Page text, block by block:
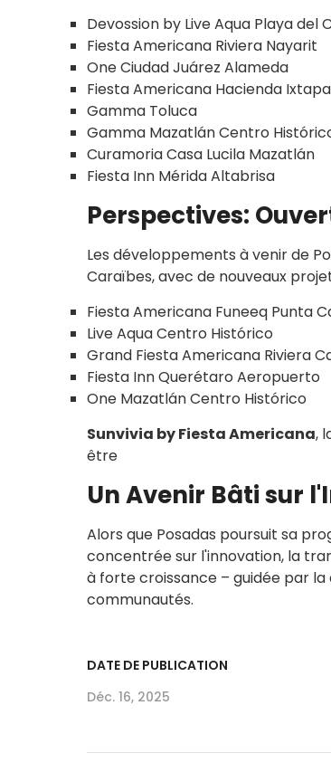
Devossion by Live Aqua Playa del
Fiesta Americana Riviera Nayarit
One Ciudad Juárez Alameda
Fiesta Americana Hacienda
Gamma Toluca
Gamma Mazatlán Centro
Curamoria Casa Lucila Mazatlán
Fiesta Inn Mérida Altabrisa
Perspectives:
Les développements à venir de
Caraïbes, avec de nouveaux
Fiesta Americana Funeeq Punta
Live Aqua Centro Histórico
Grand Fiesta Americana Riviera
Fiesta Inn Querétaro Aeropuerto
One Mazatlán Centro Histórico
Sunvivia by Fiesta Americana,
être
Un Avenir Bâti sur
Alors que Posadas poursuit sa
concentrée sur l'innovation, la
à forte croissance – guidée par
communautés.
DATE DE PUBLICATION
Déc. 16, 2025